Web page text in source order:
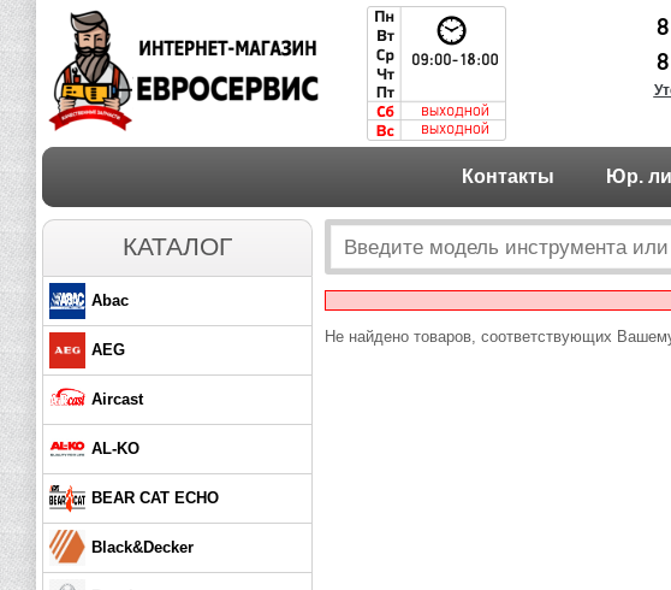
Контакты Юр.
КАТАЛОГ
Abac
AEG
Aircast
AL-KO
BEAR CAT ECHO
Black&Decker
Не найдено товаров, соответствующих